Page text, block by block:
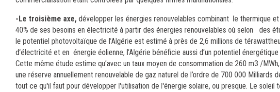
-Le troisième axe, développer les énergies renouvelables combinant le thermique
40% de ses besoins en électricité à partir des énergies renouvelables où selon des
le potentiel photovoltaïque de l’Algérie est estimé à près de 2,6 millions de
d’électricité et en énergie éolienne, l’Algérie bénéficie aussi d’un potentiel
Cette même étude estime qu’avec un taux moyen de consommation de 260 m3 /
une réserve annuellement renouvelable de gaz naturel de l’ordre de 700 000
tout ce qu'il faut pour développer l'utilisation de l'énergie solaire, ou presque. Le